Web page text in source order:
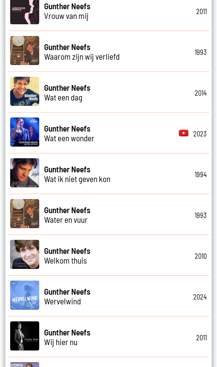
Gunther Neefs
Vrouw van mij
2011
Gunther Neefs
Waarom zijn wij verliefd
1993
Gunther Neefs
Wat een dag
2014
Gunther Neefs
Wat een wonder
2023
Gunther Neefs
Wat ik niet geven kon
1994
Gunther Neefs
Water en vuur
1993
Gunther Neefs
Welkom thuis
2010
Gunther Neefs
Wervelwind
2024
Gunther Neefs
Wij hier nu
2011